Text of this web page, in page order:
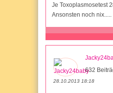
Je Toxoplasmosetest
Ansonsten noch nix.....
632
28.10.2013 18:18